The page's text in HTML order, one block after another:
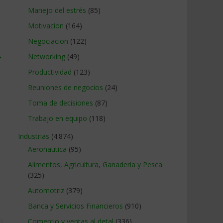
Manejo del estrés (85)
Motivacion (164)
Negociacion (122)
Networking (49)
Productividad (123)
Reuniones de negocios (24)
Toma de decisiones (87)
Trabajo en equipo (118)
Industrias (4.874)
Aeronautica (95)
Alimentos, Agricultura, Ganaderia y Pesca
(325)
Automotriz (379)
Banca y Servicios Financieros (910)